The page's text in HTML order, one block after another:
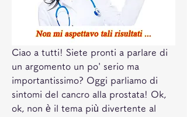
Ciao a tutti! Siete pronti a parlare di
un argomento un po' serio ma
importantissimo? Oggi parliamo di
sintomi del cancro alla prostata! Ok,
ok, non è il tema più divertente al